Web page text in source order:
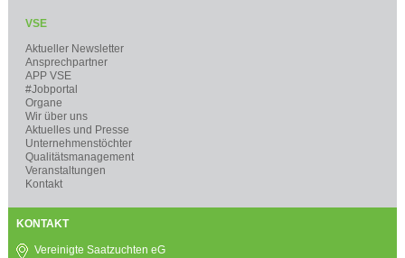
VSE
Aktueller Newsletter
Ansprechpartner
APP VSE
#Jobportal
Organe
Wir über uns
Aktuelles und Presse
Unternehmenstöchter
Qualitätsmanagement
Veranstaltungen
Kontakt
KONTAKT
Vereinigte Saatzuchten eG